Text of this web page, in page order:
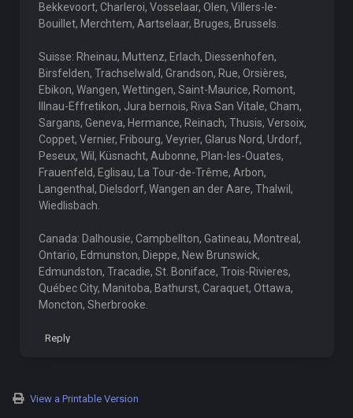
Bekkevoort, Charleroi, Vosselaar, Olen, Villers-le-
Bouillet, Merchtem, Aartselaar, Bruges, Brussels.
Suisse: Rheinau, Muttenz, Erlach, Diessenhofen,
Birsfelden, Trachselwald, Grandson, Rue, Orsières,
Ebikon, Wangen, Wettingen, Saint-Maurice, Romont,
Illnau-Effretikon, Jura bernois, Riva San Vitale, Cham,
Sargans, Geneva, Hermance, Reinach, Thusis, Versoix,
Coppet, Vernier, Fribourg, Veyrier, Glarus Nord, Urdorf,
Peseux, Wil, Küsnacht, Aubonne, Plan-les-Ouates,
Frauenfeld, Eglisau, La Tour-de-Trême, Arbon,
Langenthal, Dielsdorf, Wangen an der Aare, Thalwil,
Wiedlisbach.
Canada: Dalhousie, Campbellton, Gatineau, Montreal,
Ontario, Edmunston, Dieppe, New Brunswick,
Edmundston, Tracadie, St. Boniface, Trois-Rivieres,
Québec City, Manitoba, Bathurst, Caraquet, Ottawa,
Moncton, Sherbrooke.
Reply
View a Printable Version